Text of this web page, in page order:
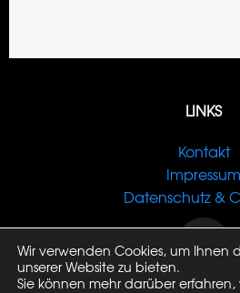
LINKS
Kontakt
Impressum
Datenschutz &
Wir verwenden Cookies, um Ihnen
unserer Website zu bieten.
Sie können mehr darüber